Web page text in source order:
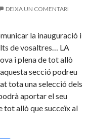
DEIXA UN COMENTARI
la inauguració i
de vosaltres… LA
i plena de tot allò
secció podreu
tota una selecció dels
aportar el seu
tot allò que succeïx al